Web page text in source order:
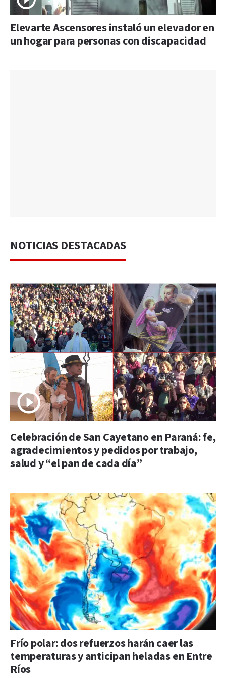
Elevarte Ascensores instaló un elevador en
un hogar para personas con discapacidad
NOTICIAS DESTACADAS
Celebración de San Cayetano en Paraná: fe,
agradecimientos y pedidos por trabajo,
salud y “el pan de cada día”
Frío polar: dos refuerzos harán caer las
temperaturas y anticipan heladas en Entre
Ríos